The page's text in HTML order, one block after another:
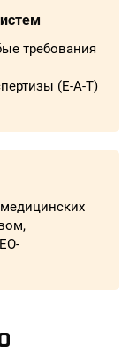
требования
(E-A-T)